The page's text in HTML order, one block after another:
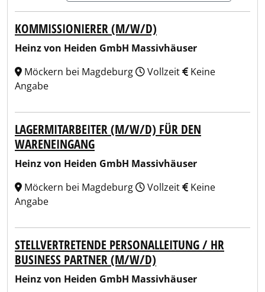
KOMMISSIONIERER (M/W/D)
Heinz von Heiden GmbH Massivhäuser
Möckern bei Magdeburg
Vollzeit
Keine
Angabe
LAGERMITARBEITER (M/W/D) FÜR DEN
WARENEINGANG
Heinz von Heiden GmbH Massivhäuser
Möckern bei Magdeburg
Vollzeit
Keine
Angabe
STELLVERTRETENDE PERSONALLEITUNG / HR
BUSINESS PARTNER (M/W/D)
Heinz von Heiden GmbH Massivhäuser